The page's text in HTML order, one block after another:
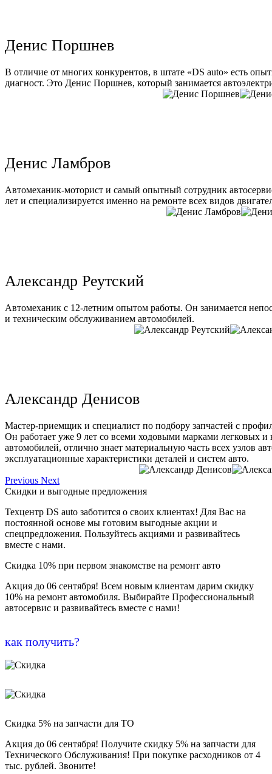
Денис Поршнев
В отличие от многих конкурентов, в штате «DS auto» есть
диагност. Это Денис Поршнев, который занимается
Денис Ламбров
Автомеханик-моторист и самый опытный сотрудник
лет и специализируется именно на ремонте всех видов
Александр Реутский
Автомеханик с 12-летним опытом работы. Он занимается
и техническим обслуживанием автомобилей.
Александр Денисов
Мастер-приемщик и специалист по подбору запчастей с
Он работает уже 9 лет со всеми ходовыми марками легковых и
автомобилей, отлично знает материальную часть всех узлов
эксплуатационные характеристики деталей и систем авто.
Previous Next
Скидки и выгодные предложения
Техцентр DS auto заботится о своих клиентах! Для Вас на
постоянной основе мы готовим выгодные акции и
спецпредложения. Пользуйтесь акциями и развивайтесь
вместе с нами.
Скидка 10% при первом знакомстве на ремонт авто
Акция до 06 сентября! Всем новым клиентам дарим скидку
10% на ремонт автомобиля. Выбирайте Профессиональный
автосервис и развивайтесь вместе с нами!
как получить?
Скидка 5% на запчасти для ТО
Акция до 06 сентября! Получите скидку 5% на запчасти для
Технического Обслуживания! При покупке расходников от 4
тыс. рублей. Звоните!